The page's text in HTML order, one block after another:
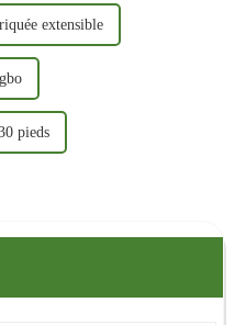
extensible
pieds